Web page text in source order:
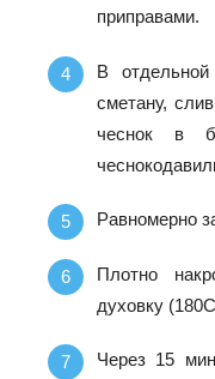
приправами.
В
сметану,
чеснок в
Равномерно
Плотно
духовку
Через 15